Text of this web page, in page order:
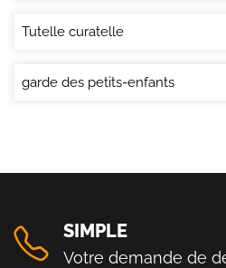
Tutelle curatelle
garde des petits-enfants
SIMPLE
Votre demande de